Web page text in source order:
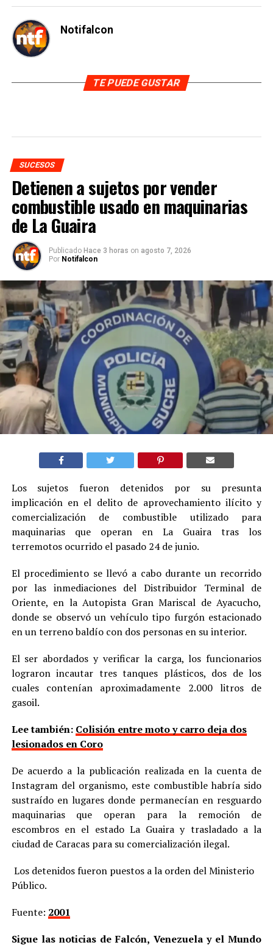
Notifalcon
TE PUEDE GUSTAR
SUCESOS
Detienen a sujetos por vender
combustible usado en maquinarias
de La Guaira
Publicado Hace 3 horas on agosto 7, 2026
Por Notifalcon
Los sujetos fueron detenidos por su presunta
implicación en el delito de aprovechamiento ilícito y
comercialización de combustible utilizado para
maquinarias que operan en La Guaira tras los
terremotos ocurrido el pasado 24 de junio.
El procedimiento se llevó a cabo durante un recorrido
por las inmediaciones del Distribuidor Terminal de
Oriente, en la Autopista Gran Mariscal de Ayacucho,
donde se observó un vehículo tipo furgón estacionado
en un terreno baldío con dos personas en su interior.
El ser abordados y verificar la carga, los funcionarios
lograron incautar tres tanques plásticos, dos de los
cuales contenían aproximadamente 2.000 litros de
gasoil.
Lee también: Colisión entre moto y carro deja dos
lesionados en Coro
De acuerdo a la publicación realizada en la cuenta de
Instagram del organismo, este combustible habría sido
sustraído en lugares donde permanecían en resguardo
maquinarias que operan para la remoción de
escombros en el estado La Guaira y trasladado a la
ciudad de Caracas para su comercialización ilegal.
Los detenidos fueron puestos a la orden del Ministerio
Público.
Fuente: 2001
Sigue las noticias de Falcón, Venezuela y el Mundo